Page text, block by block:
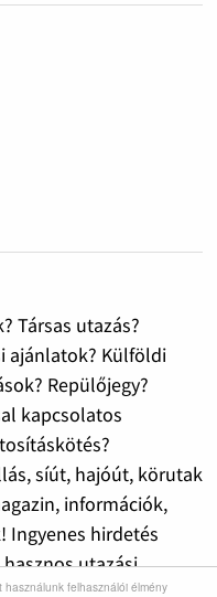
felhasználói élmény
Társas utazás?
ajánlatok? Külföldi
Repülőjegy?
kapcsolatos
síút, hajóút, körutak
információk,
Ingyenes hirdetés
utazási